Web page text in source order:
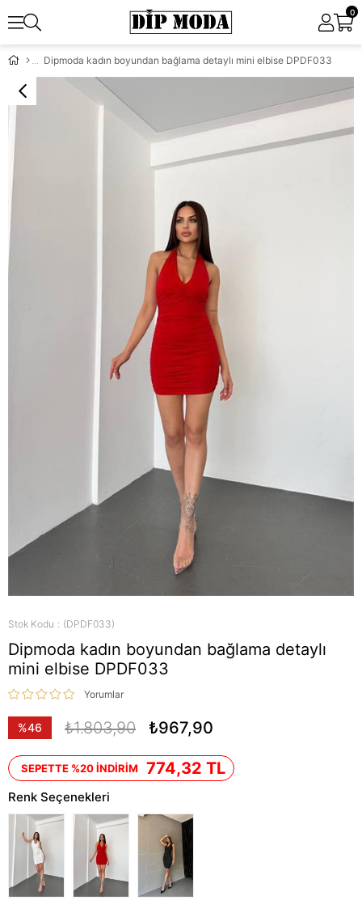
0
Dipmoda kadın boyundan bağlama detaylı mini elbise DPDF033
Stok Kodu (DPDF033)
Dipmoda kadın boyundan bağlama detaylı
mini elbise DPDF033
Yorumlar
%46
₺1.803,90 ₺967,90
SEPETTE %20 İNDİRİM 774,32 TL
Renk Seçenekleri